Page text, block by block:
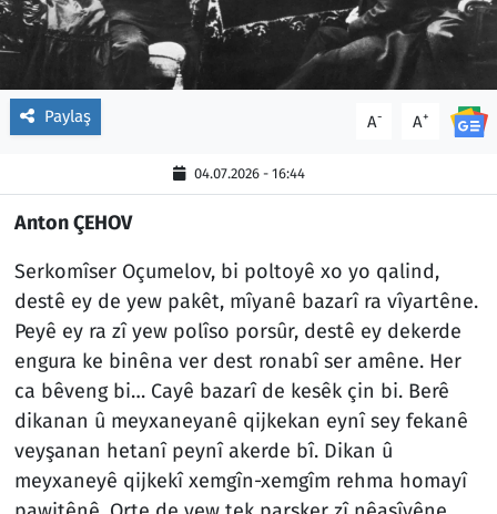
Paylaş A- A+
04.07.2026 - 16:44
Anton ÇEHOV
Serkomîser Oçumelov, bi poltoyê xo yo qalind,
destê ey de yew pakêt, mîyanê bazarî ra vîyartêne.
Peyê ey ra zî yew polîso porsûr, destê ey dekerde
engura ke binêna ver dest ronabî ser amêne. Her
ca bêveng bi… Cayê bazarî de kesêk çin bi. Berê
dikanan û meyxaneyanê qijkekan eynî sey fekanê
veyşanan hetanî peynî akerde bî. Dikan û
meyxaneyê qijkekî xemgîn-xemgîm rehma homayî